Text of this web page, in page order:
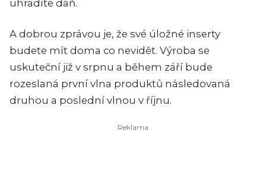
uhradíte daň.
A dobrou zprávou je, že své úložné inserty
budete mít doma co nevidět. Výroba se
uskuteční již v srpnu a během září bude
rozeslaná první vlna produktů následovaná
druhou a poslední vlnou v říjnu.